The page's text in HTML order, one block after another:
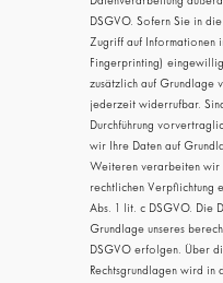
DSGVO. Sofern Sie in
Zugriff auf Informationen
Fingerprinting)
zusätzlich auf Grundlage
jederzeit widerrufbar.
Durchführung
wir Ihre Daten auf
Weiteren verarbeiten wir
rechtlichen Verpflichtung
Abs. 1 lit. c DSGVO. Die
Grundlage unseres
DSGVO erfolgen. Über
Rechtsgrundlagen wird in